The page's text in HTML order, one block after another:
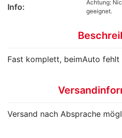
Info:
Achtung:
geeignet.
Fast komplett, beimAuto fehlt
Versand nach Absprache